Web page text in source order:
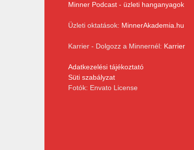
Minner Podcast - üzleti hanganyagok
Üzleti oktatások: MinnerAkademia.hu
Karrier - Dolgozz a Minnernél: Karrier
Adatkezelési tájékoztató
Süti szabályzat
Fotók: Envato License